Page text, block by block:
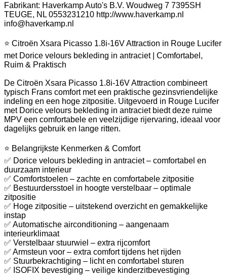
Fabrikant: Haverkamp Auto's B.V. Woudweg 7 7395SH
TEUGE, NL 0553231210 http://www.haverkamp.nl
info@haverkamp.nl
⭐ Citroën Xsara Picasso 1.8i-16V Attraction in Rouge Lucifer
met Dorice velours bekleding in antraciet | Comfortabel,
Ruim & Praktisch
De Citroën Xsara Picasso 1.8i-16V Attraction combineert
typisch Frans comfort met een praktische gezinsvriendelijke
indeling en een hoge zitpositie. Uitgevoerd in Rouge Lucifer
met Dorice velours bekleding in antraciet biedt deze ruime
MPV een comfortabele en veelzijdige rijervaring, ideaal voor
dagelijks gebruik en lange ritten.
⭐ Belangrijkste Kenmerken & Comfort
✅ Dorice velours bekleding in antraciet – comfortabel en
duurzaam interieur
✅ Comfortstoelen – zachte en comfortabele zitpositie
✅ Bestuurdersstoel in hoogte verstelbaar – optimale
zitpositie
✅ Hoge zitpositie – uitstekend overzicht en gemakkelijke
instap
✅ Automatische airconditioning – aangenaam
interieurklimaat
✅ Verstelbaar stuurwiel – extra rijcomfort
✅ Armsteun voor – extra comfort tijdens het rijden
✅ Stuurbekrachtiging – licht en comfortabel sturen
✅ ISOFIX bevestiging – veilige kinderzitbevestiging